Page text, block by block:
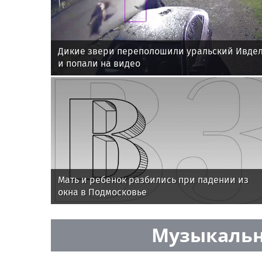
Дикие звери переполошили уральский
и попали на видео
Мать и ребенок разбились при падении из
окна в Подмосковье